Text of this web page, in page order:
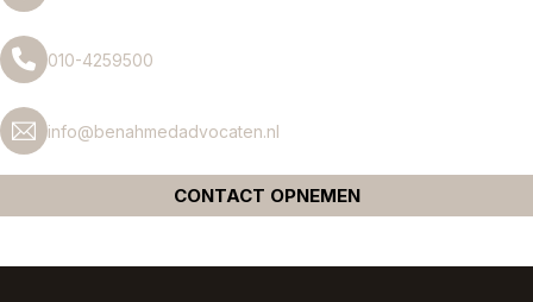
010-4259500
info@benahmedadvocaten.nl
CONTACT OPNEMEN